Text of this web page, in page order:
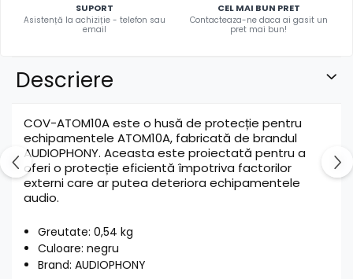
SUPORT
Asistență la achiziție - telefon sau
email
CEL MAI BUN PRET
Contacteaza-ne daca ai gasit un
pret mai bun!
Descriere
COV-ATOM10A este o husă de protecție pentru
echipamentele ATOM10A, fabricată de brandul
AUDIOPHONY. Aceasta este proiectată pentru a
oferi o protecție eficientă împotriva factorilor
externi care ar putea deteriora echipamentele
audio.
Greutate: 0,54 kg
Culoare: negru
Brand: AUDIOPHONY